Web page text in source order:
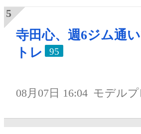
寺田心、週6ジム通
トレ
95
08月07日 16:04 モデルプ